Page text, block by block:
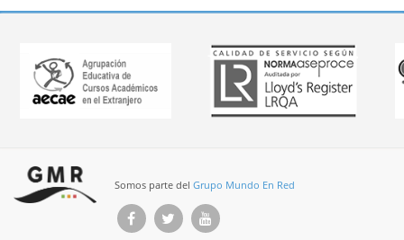
Somos parte del Grupo Mundo En Red